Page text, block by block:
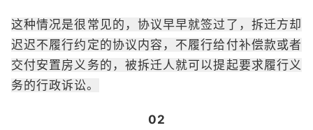
这种情况是很常见的，协议早早就签过了，拆迁方却
迟迟不履行约定的协议内容，不履行给付补偿款或者
交付安置房义务的，被拆迁人就可以提起要求履行义
务的行政诉讼。
02